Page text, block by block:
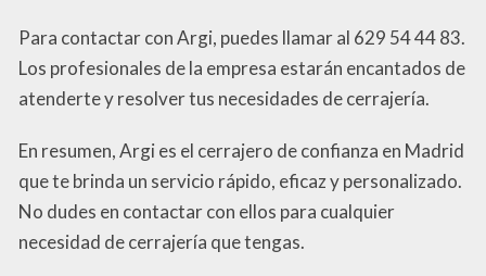
Para contactar con Argi, puedes llamar al 629 54 44 83.
Los profesionales de la empresa estarán encantados de
atenderte y resolver tus necesidades de cerrajería.
En resumen, Argi es el cerrajero de confianza en Madrid
que te brinda un servicio rápido, eficaz y personalizado.
No dudes en contactar con ellos para cualquier
necesidad de cerrajería que tengas.